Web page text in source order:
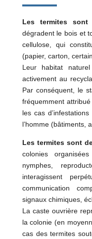
Les termites sont
dégradent le bois et
cellulose, qui
(papier, carton,
Leur habitat
activement au
Par conséquent, le
fréquemment
les cas
l’homme (bâtiments,
Les termites sont
colonies
nymphes,
interagissent
communication
signaux chimiques,
La caste ouvrière
la colonie (en
cas des termites